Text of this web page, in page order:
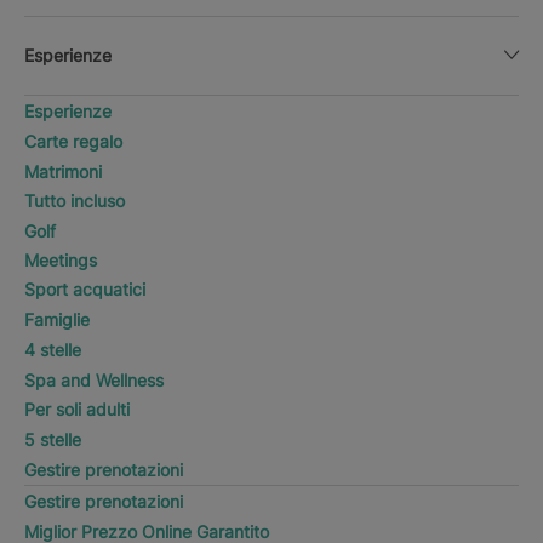
Esperienze
Esperienze
Carte regalo
Matrimoni
Tutto incluso
Golf
Meetings
Sport acquatici
Famiglie
4 stelle
Spa and Wellness
Per soli adulti
5 stelle
Gestire prenotazioni
Gestire prenotazioni
Miglior Prezzo Online Garantito